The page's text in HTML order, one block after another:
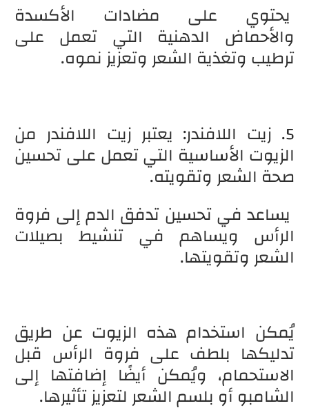
يحتوي على مضادات الأكسدة
والأحماض الدهنية التي تعمل على
ترطيب وتغذية الشعر وتعزيز نموه.
5. زيت اللافندر: يعتبر زيت اللافندر من
الزيوت الأساسية التي تعمل على تحسين
صحة الشعر وتقويته.
يساعد في تحسين تدفق الدم إلى فروة
الرأس ويساهم في تنشيط بصيلات
الشعر وتقويتها.
يُمكن استخدام هذه الزيوت عن طريق
تدليكها بلطف على فروة الرأس قبل
الاستحمام، ويُمكن أيضًا إضافتها إلى
الشامبو أو بلسم الشعر لتعزيز تأثيرها.